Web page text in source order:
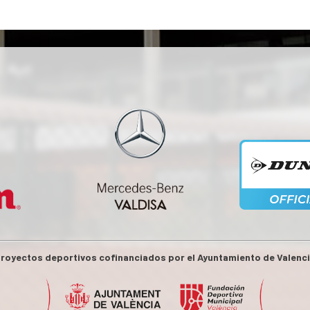
deportivos cofinanciados por el Ayuntamiento de